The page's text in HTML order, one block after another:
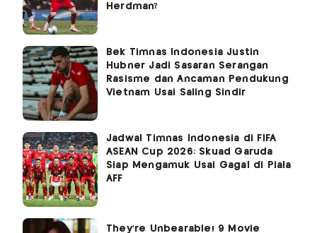
Herdman?
Bek Timnas Indonesia Justin
Hubner Jadi Sasaran Serangan
Rasisme dan Ancaman Pendukung
Vietnam Usai Saling Sindir
Jadwal Timnas Indonesia di FIFA
ASEAN Cup 2026: Skuad Garuda
Siap Mengamuk Usai Gagal di Piala
AFF